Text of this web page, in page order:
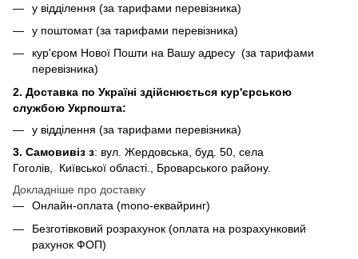
у відділення (за тарифами перевізника)
у поштомат (за тарифами перевізника)
кур'єром Нової Пошти на Вашу адресу (за тарифами
перевізника)
2. Доставка по Україні здійснюється кур'єрською
службою Укрпошта:
у відділення (за тарифами перевізника)
3. Самовивіз з: вул. Жердовська, буд. 50, села
Гоголів, Київської області., Броварського району.
Докладніше про доставку
Онлайн-оплата (mono-еквайринг)
Безготівковий розрахунок (оплата на розрахунковий
рахунок ФОП)